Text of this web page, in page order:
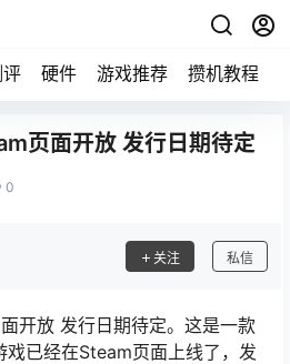
硬件 游戏推荐 攒机教程
页面开放 发行日期待定
0
关注 私信
开放 发行日期待定。这是一款
已经在Steam页面上线了，发